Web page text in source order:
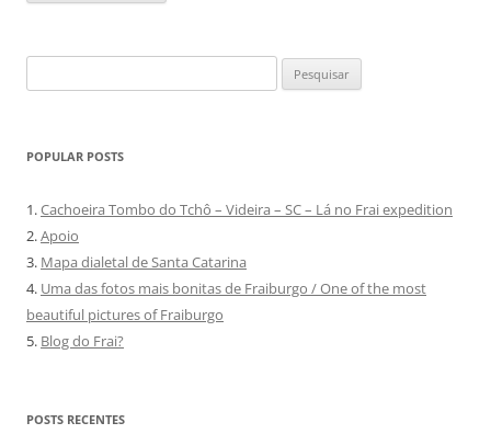
por:
POPULAR POSTS
1.Cachoeira Tombo do Tchô – Videira – SC – Lá no Frai expedition
2.Apoio
3. Mapa dialetal de Santa Catarina
4. Uma das fotos mais bonitas de Fraiburgo / One of the most
beautiful pictures of Fraiburgo
5. Blog do Frai?
POSTS RECENTES